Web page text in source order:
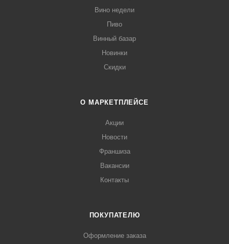
Вино недели
Пиво
Винный базар
Новинки
Скидки
О МАРКЕТПЛЕЙСЕ
Акции
Новости
Франшиза
Вакансии
Контакты
ПОКУПАТЕЛЮ
Оформление заказа